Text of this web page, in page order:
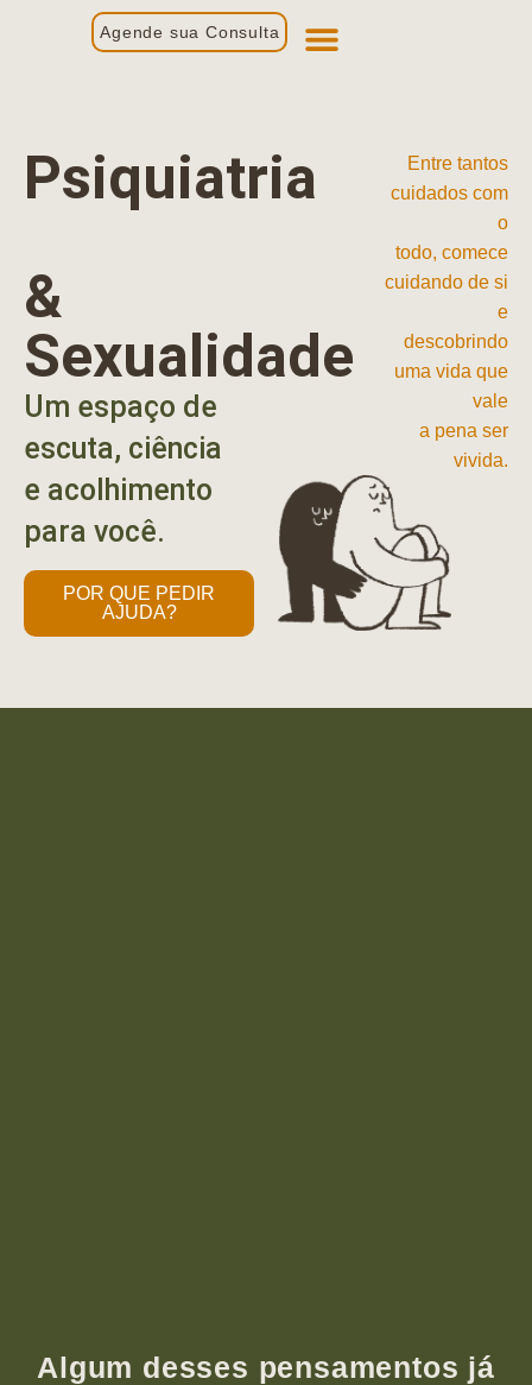
Agende sua Consulta
Psiquiatria
&
Sexualidade
Um espaço de
escuta, ciência
e acolhimento
para você.
POR QUE PEDIR
AJUDA?
Entre tantos
cuidados com
o
todo, comece
cuidando de si
e
descobrindo
uma vida que
vale
a pena ser
vivida.
Algum desses pensamentos já